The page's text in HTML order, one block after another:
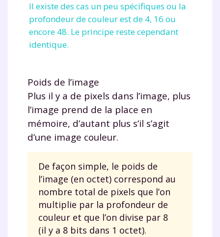
Il existe des cas un peu spécifiques ou la
profondeur de couleur est de 4, 16 ou
encore 48. Le principe reste cependant
identique.
Poids de l’image
Plus il y a de pixels dans l’image, plus
l’image prend de la place en
mémoire, d’autant plus s’il s’agit
d’une image couleur.
De façon simple, le poids de
l’image (en octet) correspond au
nombre total de pixels que l’on
multiplie par la profondeur de
couleur et que l’on divise par 8
(il y a 8 bits dans 1 octet).